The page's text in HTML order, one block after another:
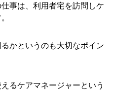
事は、利用者宅を訪問しケ
かというのも大切なポイン
るケアマネージャーという